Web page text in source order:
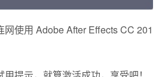
使用 Adobe After Effects CC 201